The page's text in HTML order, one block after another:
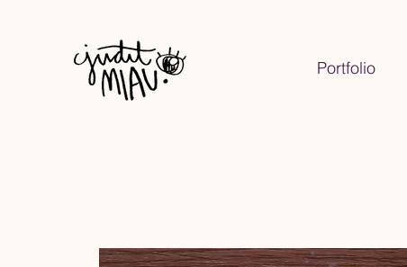
Portfolio